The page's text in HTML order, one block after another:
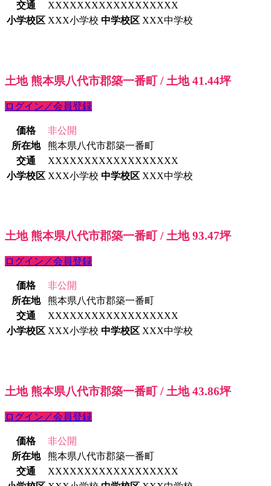
交通
XXXXXXXXXXXXXXXXXX
小学校区 XXX小学校 中学校区 XXX中学校
土地 熊本県八代市郡築一番町 / 土地 41.44坪
ログイン／会員登録
価格
非公開
所在地
熊本県八代市郡築一番町
交通
XXXXXXXXXXXXXXXXXX
小学校区 XXX小学校 中学校区 XXX中学校
土地 熊本県八代市郡築一番町 / 土地 93.47坪
ログイン／会員登録
価格
非公開
所在地
熊本県八代市郡築一番町
交通
XXXXXXXXXXXXXXXXXX
小学校区 XXX小学校 中学校区 XXX中学校
土地 熊本県八代市郡築一番町 / 土地 43.86坪
ログイン／会員登録
価格
非公開
所在地
熊本県八代市郡築一番町
交通
XXXXXXXXXXXXXXXXXX